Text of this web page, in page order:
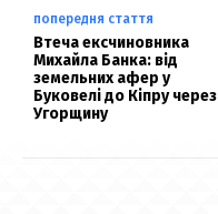
попередня стаття
Втеча ексчиновника
Михайла Банка: від
земельних афер у
Буковелі до Кіпру через
Угорщину